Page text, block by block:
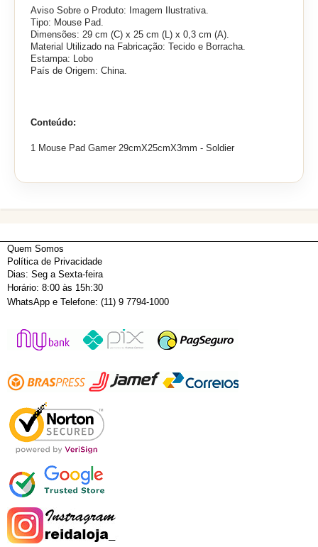
Aviso Sobre o Produto: Imagem Ilustrativa.
Tipo: Mouse Pad.
Dimensões: 29 cm (C) x 25 cm (L) x 0,3 cm (A).
Material Utilizado na Fabricação: Tecido e Borracha.
Estampa: Lobo
País de Origem: China.
Conteúdo:
1 Mouse Pad Gamer 29cmX25cmX3mm - Soldier
Quem Somos
Política de Privacidade
Dias: Seg a Sexta-feira
Horário: 8:00 às 15h:30
WhatsApp e Telefone: (11) 9 7794-1000